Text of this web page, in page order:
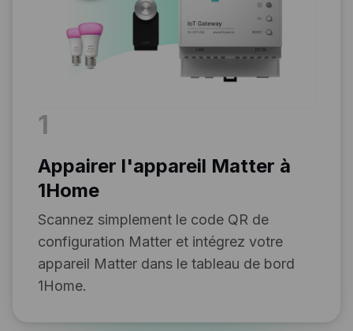
1
Appairer l'appareil Matter à
1Home
Scannez simplement le code QR de
configuration Matter et intégrez votre
appareil Matter dans le tableau de bord
1Home.